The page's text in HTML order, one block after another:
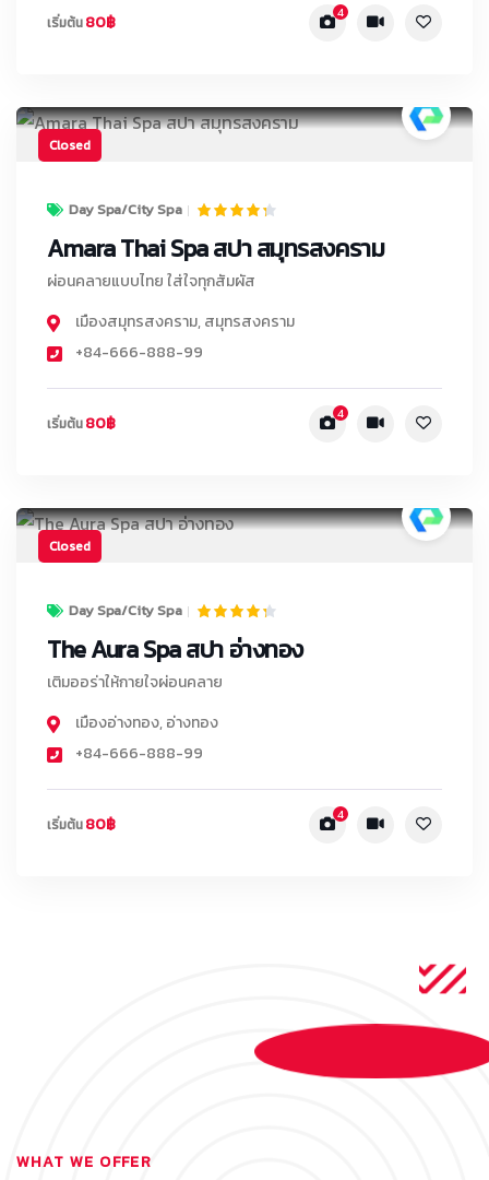
เริ่มต้น80฿ 4
Closed
Day Spa/City Spa
Amara Thai Spa สปา สมุทรสงคราม
ผ่อนคลายแบบไทย ใส่ใจทุกสัมผัส
เมืองสมุทรสงคราม,สมุทรสงคราม
+84-666-888-99
เริ่มต้น80฿ 4
Closed
Day Spa/City Spa
The Aura Spa สปา อ่างทอง
เติมออร่าให้กายใจผ่อนคลาย
เมืองอ่างทอง,อ่างทอง
+84-666-888-99
เริ่มต้น80฿ 4
WHAT WE OFFER